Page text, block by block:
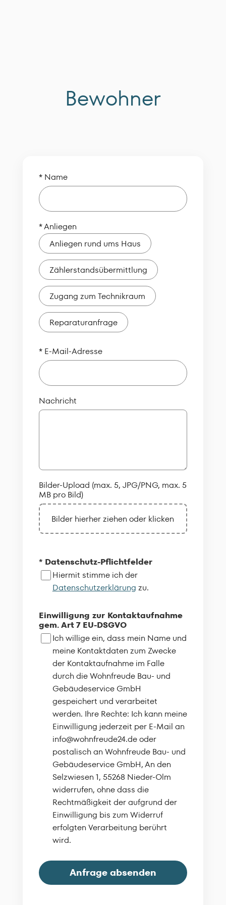
Bewohner
* Name
* Anliegen
Anliegen rund ums Haus
Zählerstandsübermittlung
Zugang zum Technikraum
Reparaturanfrage
* E-Mail-Adresse
Nachricht
Bilder-Upload (max. 5, JPG/PNG, max. 5
MB pro Bild)
Bilder hierher ziehen oder klicken
* Datenschutz-Pflichtfelder
Hiermit stimme ich der
Datenschutzerklärung zu.
Einwilligung zur Kontaktaufnahme
gem. Art 7 EU-DSGVO
Ich willige ein, dass mein Name und
meine Kontaktdaten zum Zwecke
der Kontaktaufnahme im Falle
durch die Wohnfreude Bau- und
Gebäudeservice GmbH
gespeichert und verarbeitet
werden. Ihre Rechte: Ich kann meine
Einwilligung jederzeit per E-Mail an
info@wohnfreude24.de oder
postalisch an Wohnfreude Bau- und
Gebäudeservice GmbH, An den
Selzwiesen 1, 55268 Nieder-Olm
widerrufen, ohne dass die
Rechtmäßigkeit der aufgrund der
Einwilligung bis zum Widerruf
erfolgten Verarbeitung berührt
wird.
Anfrage absenden